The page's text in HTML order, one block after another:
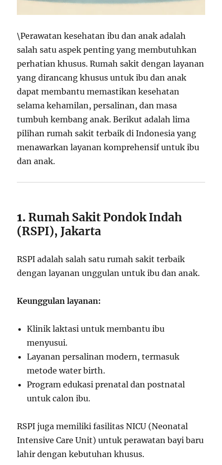
\Perawatan kesehatan ibu dan anak adalah
salah satu aspek penting yang membutuhkan
perhatian khusus. Rumah sakit dengan layanan
yang dirancang khusus untuk ibu dan anak
dapat membantu memastikan kesehatan
selama kehamilan, persalinan, dan masa
tumbuh kembang anak. Berikut adalah lima
pilihan rumah sakit terbaik di Indonesia yang
menawarkan layanan komprehensif untuk ibu
dan anak.
1.Rumah Sakit Pondok Indah
(RSPI), Jakarta
RSPI adalah salah satu rumah sakit terbaik
dengan layanan unggulan untuk ibu dan anak.
Keunggulan layanan:
Klinik laktasi untuk membantu ibu
menyusui.
Layanan persalinan modern, termasuk
metode water birth.
Program edukasi prenatal dan postnatal
untuk calon ibu.
RSPI juga memiliki fasilitas NICU (Neonatal
Intensive Care Unit) untuk perawatan bayi baru
lahir dengan kebutuhan khusus.